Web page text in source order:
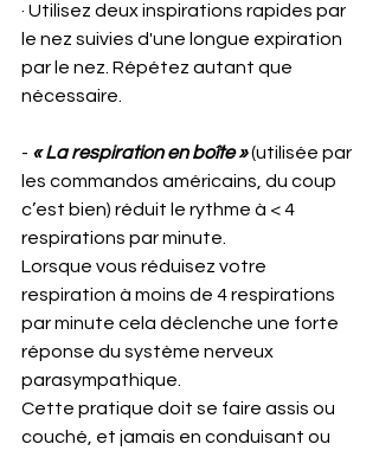
· Utilisez deux inspirations rapides par
le nez suivies d'une longue expiration
par le nez. Répétez autant que
nécessaire.
- « La respiration en boîte » (utilisée par
les commandos américains, du coup
c’est bien) réduit le rythme à < 4
respirations par minute.
Lorsque vous réduisez votre
respiration à moins de 4 respirations
par minute cela déclenche une forte
réponse du système nerveux
parasympathique.
Cette pratique doit se faire assis ou
couché, et jamais en conduisant ou